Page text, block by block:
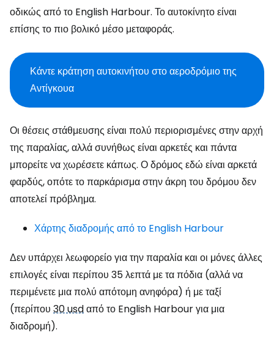
οδικώς από το English Harbour. Το αυτοκίνητο είναι
επίσης το πιο βολικό μέσο μεταφοράς.
Κάντε κράτηση αυτοκινήτου στο αεροδρόμιο της
Αντίγκουα
Οι θέσεις στάθμευσης είναι πολύ περιορισμένες στην αρχή
της παραλίας, αλλά συνήθως είναι αρκετές και πάντα
μπορείτε να χωρέσετε κάπως. Ο δρόμος εδώ είναι αρκετά
φαρδύς, οπότε το παρκάρισμα στην άκρη του δρόμου δεν
αποτελεί πρόβλημα.
Χάρτης διαδρομής από το English Harbour
Δεν υπάρχει λεωφορείο για την παραλία και οι μόνες άλλες
επιλογές είναι περίπου 35 λεπτά με τα πόδια (αλλά να
περιμένετε μια πολύ απότομη ανηφόρα) ή με ταξί
(περίπου 30 usdαπό το English Harbour για μια
διαδρομή).